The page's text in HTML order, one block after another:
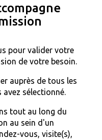
pour valider votre
de votre besoin.
auprès de tous les
sélectionné.
tout au long du
au sein d'un
vous, visite(s),